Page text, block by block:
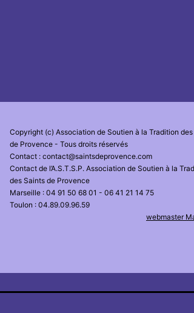
Copyright (c) Association de Soutien à la Tradition
de Provence - Tous droits réservés
Contact : contact@saintsdeprovence.com
Contact de l’A.S.T.S.P. Association de Soutien à la
des Saints de Provence
Marseille : 04 91 50 68 01 - 06 41 21 14 75
Toulon : 04.89.09.96.59
webmaster